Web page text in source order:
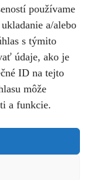
používame
a/alebo
s týmito
údaje, ako je
ID na tejto
môže
a funkcie.